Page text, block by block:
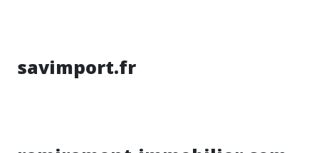
savimport.fr